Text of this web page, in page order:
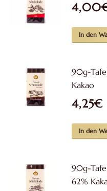
4,00
In den
90g-
Kakao
4,25€
In den
90g-
62%